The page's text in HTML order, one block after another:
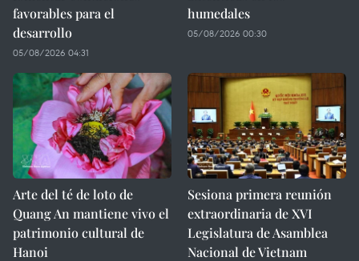
favorables para el
desarrollo
05/08/2026 04:31
humedales
05/08/2026 00:30
Arte del té de loto de
Quang An mantiene vivo el
patrimonio cultural de
Hanoi
Sesiona primera reunión
extraordinaria de XVI
Legislatura de Asamblea
Nacional de Vietnam